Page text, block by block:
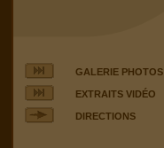
GALERIE PHOTOS
EXTRAITS VIDÉO
DIRECTIONS